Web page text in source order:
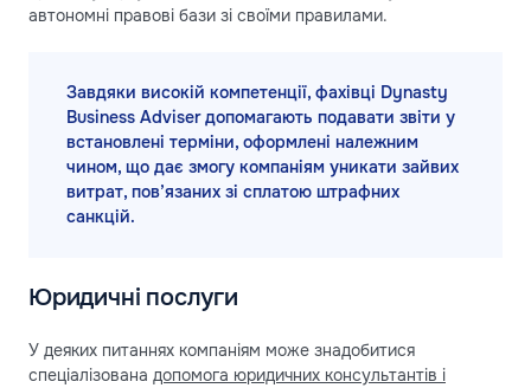
автономні правові бази зі своїми правилами.
Завдяки високій компетенції, фахівці Dynasty
Business Adviser допомагають подавати звіти у
встановлені терміни, оформлені належним
чином, що дає змогу компаніям уникати зайвих
витрат, пов’язаних зі сплатою штрафних
санкцій.
Юридичні послуги
У деяких питаннях компаніям може знадобитися
спеціалізована допомога юридичних консультантів і